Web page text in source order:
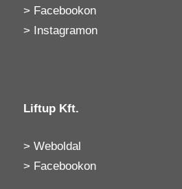
> Facebookon
>
Instagramon
Liftup Kft.
> Weboldal
> Facebookon